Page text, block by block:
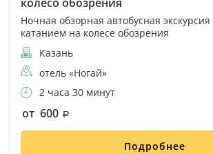
Ночная обзорная автобусная экскурсия
катанием на колесе обозрения
Казань
отель «Ногай»
2 часа 30 минут
от 600
Подробнее